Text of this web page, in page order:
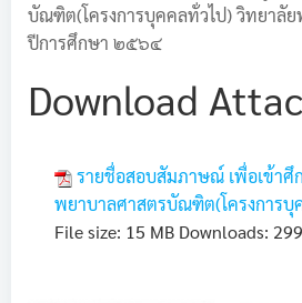
บัณฑิต(โครงการบุคคลทั่วไป) วิทยาลัย
ปีการศึกษา ๒๕๖๔
Download
รายชื่อสอบสัมภาษณ์ เพื่อเข้าศึ
พยาบาลศาสตรบัณฑิต(โครงการบุ
File size: 15 MB Downloads: